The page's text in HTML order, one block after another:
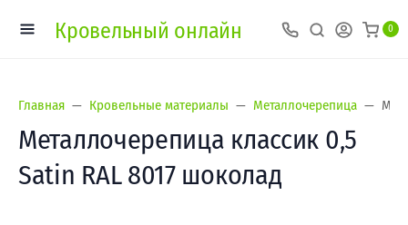
Кровельный онлайн 0
Главная Кровельные материалы Металлочерепица
Металлочерепица классик 0,5
Satin RAL 8017 шоколад